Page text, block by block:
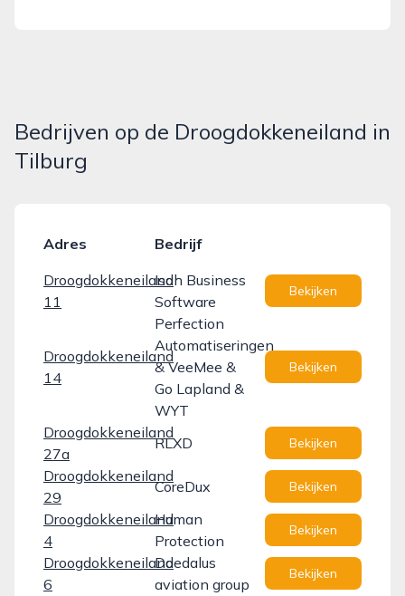
Bedrijven op de Droogdokkeneiland in
Tilburg
Adres
Bedrijf
Droogdokkeneiland
11
Isah Business
Software
Bekijken
Droogdokkeneiland
14
Perfection
Automatiseringen
& VeeMee &
Go Lapland &
WYT
Bekijken
Droogdokkeneiland
27a
RLXD Bekijken
Droogdokkeneiland
29
CoreDux Bekijken
Droogdokkeneiland
4
Human
Protection
Bekijken
Droogdokkeneiland
6
Daedalus
aviation group
Bekijken